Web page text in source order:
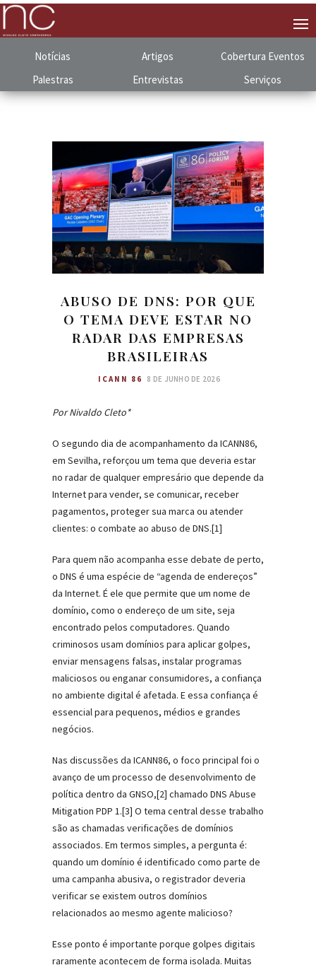
Notícias Artigos Cobertura Eventos
Palestras
Entrevistas Serviços
ABUSO DE DNS: POR QUE
O TEMA DEVE ESTAR NO
RADAR DAS EMPRESAS
BRASILEIRAS
ICANN 86 8 DE JUNHO DE 2026
Por Nivaldo Cleto*
O segundo dia de acompanhamento da ICANN86,
em Sevilha, reforçou um tema que deveria estar
no radar de qualquer empresário que depende da
Internet para vender, se comunicar, receber
pagamentos, proteger sua marca ou atender
clientes: o combate ao abuso de DNS.[1]
Para quem não acompanha esse debate de perto,
o DNS é uma espécie de “agenda de endereços”
da Internet. É ele que permite que um nome de
domínio, como o endereço de um site, seja
encontrado pelos computadores. Quando
criminosos usam domínios para aplicar golpes,
enviar mensagens falsas, instalar programas
maliciosos ou enganar consumidores, a confiança
no ambiente digital é afetada. E essa confiança é
essencial para pequenos, médios e grandes
negócios.
Nas discussões da ICANN86, o foco principal foi o
avanço de um processo de desenvolvimento de
política dentro da GNSO,[2] chamado DNS Abuse
Mitigation PDP 1.[3] O tema central desse trabalho
são as chamadas verificações de domínios
associados. Em termos simples, a pergunta é:
quando um domínio é identificado como parte de
uma campanha abusiva, o registrador deveria
verificar se existem outros domínios
relacionados ao mesmo agente malicioso?
Esse ponto é importante porque golpes digitais
raramente acontecem de forma isolada. Muitas